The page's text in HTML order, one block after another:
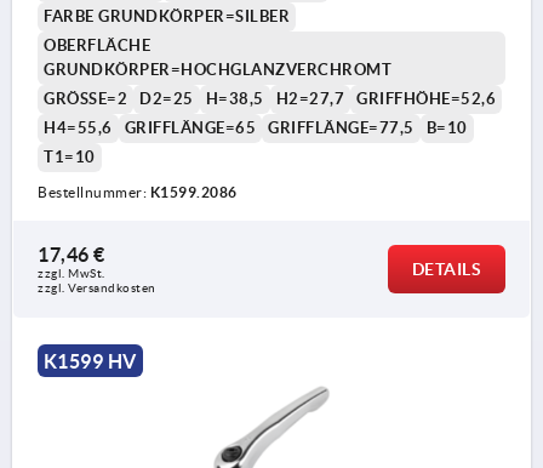
FARBE GRUNDKÖRPER=SILBER
OBERFLÄCHE
GRUNDKÖRPER=HOCHGLANZVERCHROMT
GRÖSSE=2
D2=25 H=38,5 H2=27,7
GRIFFHÖHE=52,6
H4=55,6
GRIFFLÄNGE=65 GRIFFLÄNGE=77,5
B=10
T1=10
Bestellnummer: K1599.2086
17,46 €
zzgl. MwSt.
zzgl. Versandkosten
DETAILS
K1599 HV